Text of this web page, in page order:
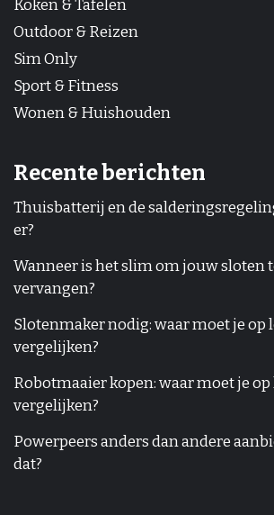
Koken & Tafelen
Outdoor & Reizen
Sim Only
Sport & Fitness
Wonen & Huishouden
Recente berichten
Thuisbatterij en de
er?
Wanneer is het slim om jouw sloten
vervangen?
Slotenmaker nodig: waar moet je op
vergelijken?
Robotmaaier kopen: waar moet je
vergelijken?
Powerpeers anders dan andere
dat?